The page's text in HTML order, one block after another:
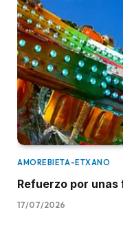
AMOREBIETA-ETXANO
Refuerzo por
17/07/2026